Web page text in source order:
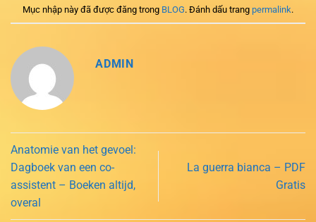
Mục nhập này đã được đăng trong BLOG. Đánh dấu trang permalink.
ADMIN
Anatomie van het gevoel:
Dagboek van een co-
assistent – Boeken altijd,
overal
La guerra bianca – PDF
Gratis